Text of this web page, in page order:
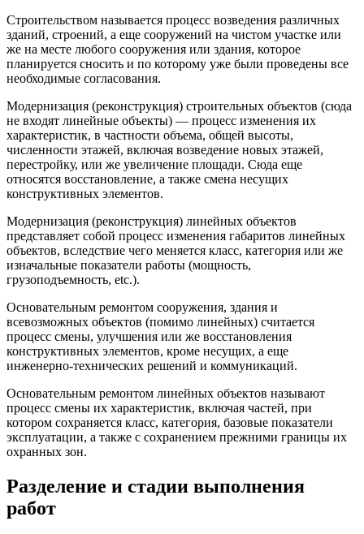
Строительством называется процесс возведения различных
зданий, строений, а еще сооружений на чистом участке или
же на месте любого сооружения или здания, которое
планируется сносить и по которому уже были проведены все
необходимые согласования.
Модернизация (реконструкция) строительных объектов (сюда
не входят линейные объекты) — процесс изменения их
характеристик, в частности объема, общей высоты,
численности этажей, включая возведение новых этажей,
перестройку, или же увеличение площади. Сюда еще
относятся восстановление, а также смена несущих
конструктивных элементов.
Модернизация (реконструкция) линейных объектов
представляет собой процесс изменения габаритов линейных
объектов, вследствие чего меняется класс, категория или же
изначальные показатели работы (мощность,
грузоподъемность, etc.).
Основательным ремонтом сооружения, здания и
всевозможных объектов (помимо линейных) считается
процесс смены, улучшения или же восстановления
конструктивных элементов, кроме несущих, а еще
инженерно-технических решений и коммуникаций.
Основательным ремонтом линейных объектов называют
процесс смены их характеристик, включая частей, при
котором сохраняется класс, категория, базовые показатели
эксплуатации, а также с сохранением прежними границы их
охранных зон.
Разделение и стадии выполнения
работ